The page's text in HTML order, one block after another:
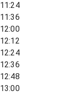
11:24
11:36
12:00
12:12
12:24
12:36
12:48
13:00